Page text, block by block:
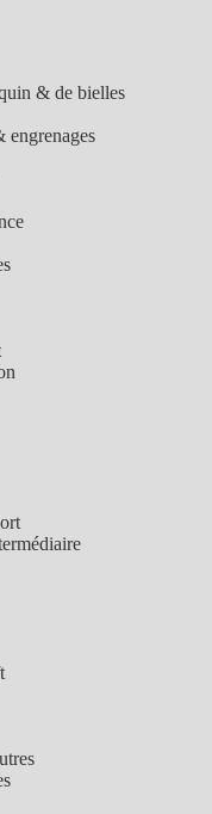
& de bielles
engrenages